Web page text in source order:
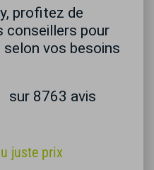
profitez de
conseillers pour
vos besoins
sur 8763 avis
juste prix